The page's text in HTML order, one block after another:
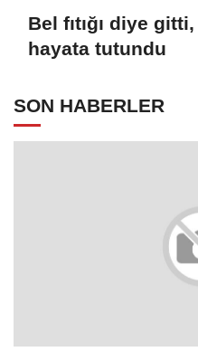
Bel fıtığı diye
hayata tutundu
SON HABERLER